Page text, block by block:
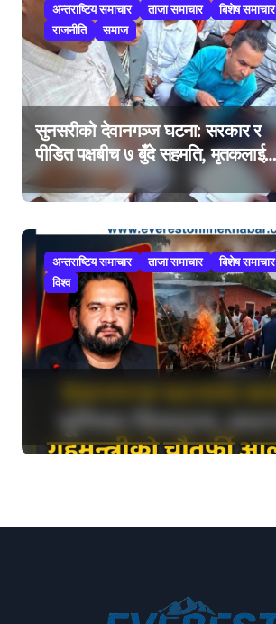
अन्तराष्टिय समाचार ताजा समाचार बिशेष समाचार
राजनीति
समाज
सुनसरीको देवानगञ्ज घटना: सरकार र
पीडित पक्षबीच ७ बुँदे सहमति, मृतकलाई
सहिद घोषणा र परिवारलाई राहत दिइने
अन्तराष्टिय समाचार ताजा समाचार बिशेष समाचार
विश्व